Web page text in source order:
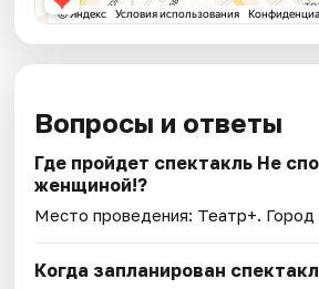
Вопросы и ответы
Где пройдет спектакль Не
женщиной!?
Место проведения: Театр+.
Когда запланирован